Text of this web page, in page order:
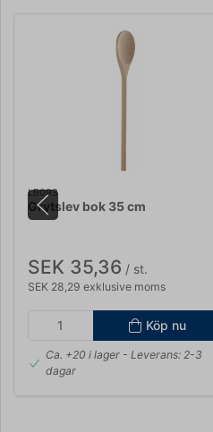
LB093
Grytslev bok 35 cm
SEK 35,36 / st.
SEK 28,29 exklusive moms
Köp nu
Ca. +20 i lager- Leverans: 2-3
dagar